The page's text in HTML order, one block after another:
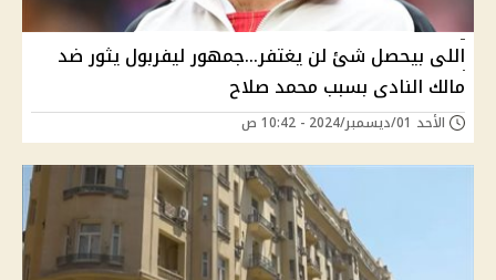
اللى بيحصل شئ لن يغتفر...جمهور ليفربول يثور ضد
مالك النادى بسبب محمد صلاح
الأحد 01/ديسمبر/2024 - 10:42 ص